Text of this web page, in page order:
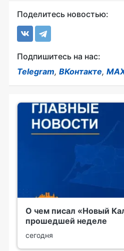
Поделитесь новостью:
Подпишитесь на нас:
Telegram, ВКонтакте,
О чем писал «Новый
прошедшей неделе
сегодня